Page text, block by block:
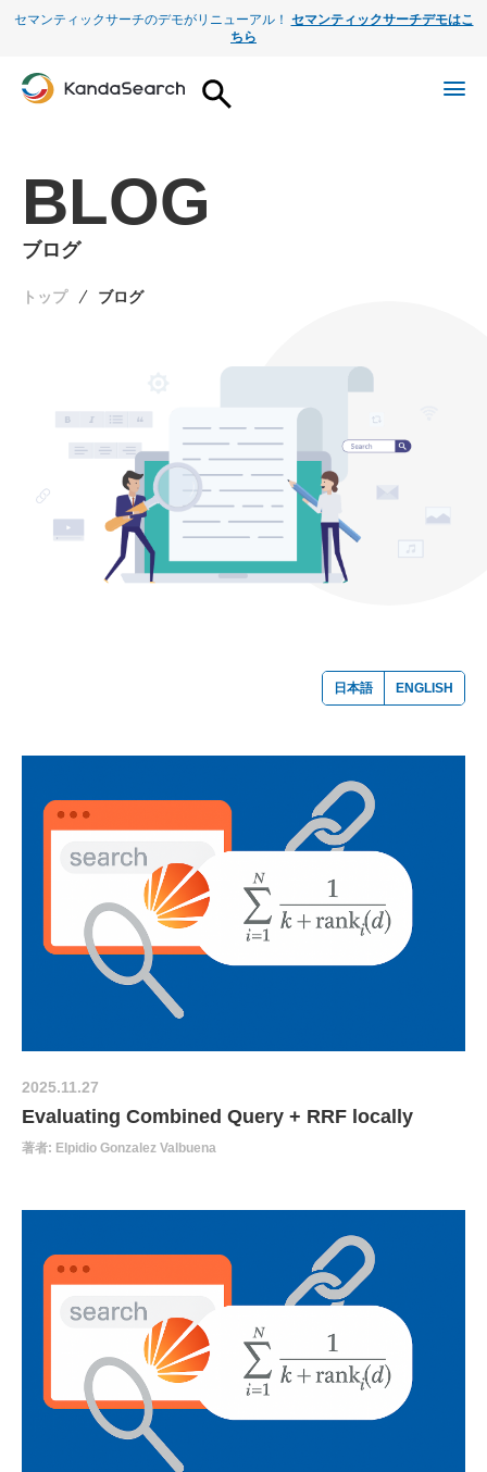
セマンティックサーチのデモがリニューアル！ セマンティックサーチデモはこ
ちら
BLOG
ブログ
トップ ブログ
日本語 ENGLISH
2025.11.27
Evaluating Combined Query + RRF locally
著者: Elpidio Gonzalez Valbuena